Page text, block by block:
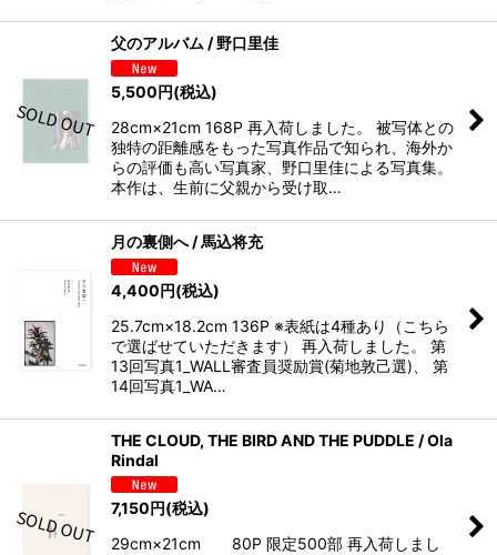
父のアルバム / 野口里佳
5,500円(税込)
28cm×21cm 168P 再入荷しました。 被写体との
独特の距離感をもった写真作品で知られ、海外か
らの評価も高い写真家、野口里佳による写真集。
本作は、生前に父親から受け取…
月の裏側へ / 馬込将充
4,400円(税込)
25.7cm×18.2cm 136P ※表紙は4種あり（こちら
で選ばせていただきます） 再入荷しました。 第
13回写真1_WALL審査員奨励賞(菊地敦己選)、 第
14回写真1_WA…
THE CLOUD, THE BIRD AND THE PUDDLE / Ola
Rindal
7,150円(税込)
29cm×21cm 80P 限定500部 再入荷しまし